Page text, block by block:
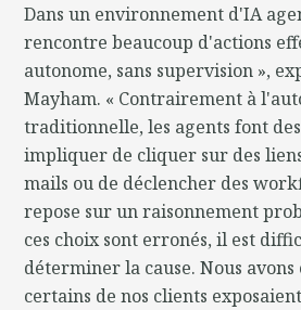
Dans un environnement d'IA
rencontre beaucoup d'actions
autonome, sans supervision »,
Mayham. « Contrairement à
traditionnelle, les agents font
impliquer de cliquer sur des
mails ou de déclencher des
repose sur un raisonnement
ces choix sont erronés, il est
déterminer la cause. Nous avons
certains de nos clients